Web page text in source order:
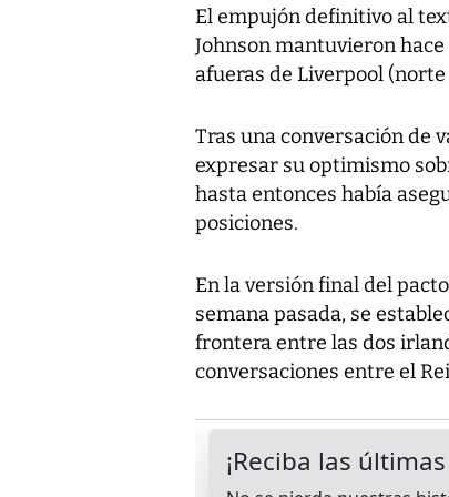
El empujón definitivo al
Johnson mantuvieron
afueras de Liverpool
Tras una conversación de
expresar su optimismo
hasta entonces había
posiciones.
En la versión final del
semana pasada, se
frontera entre las dos
conversaciones entre el